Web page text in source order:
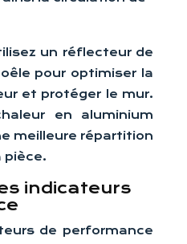
un réflecteur de
pour optimiser la
et protéger le mur.
en aluminium
meilleure répartition
pièce.
indicateurs
de performance